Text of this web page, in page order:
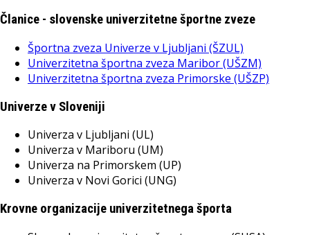
Članice - slovenske univerzitetne športne zveze
Športna zveza Univerze v Ljubljani (ŠZUL)
Univerzitetna športna zveza Maribor (UŠZM)
Univerzitetna športna zveza Primorske (UŠZP)
Univerze v Sloveniji
Univerza v Ljubljani (UL)
Univerza v Mariboru (UM)
Univerza na Primorskem (UP)
Univerza v Novi Gorici (UNG)
Krovne organizacije univerzitetnega športa